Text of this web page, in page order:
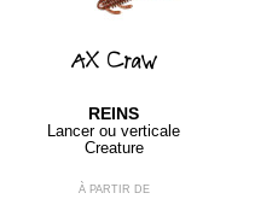
AX Craw
REINS
Lancer ou verticale
Creature
À PARTIR DE